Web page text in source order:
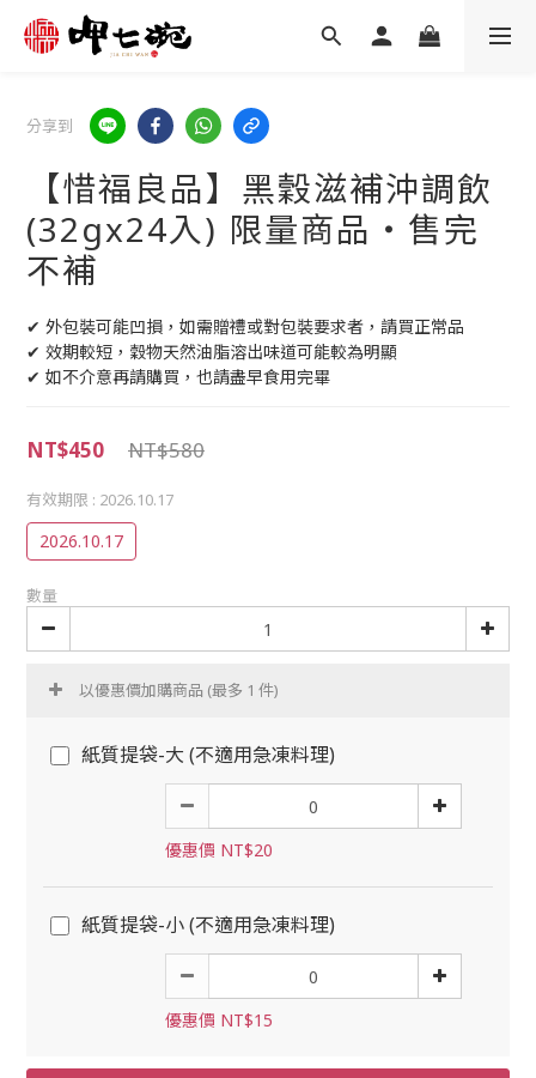
分享到
【惜福良品】黑穀滋補沖調飲
(32gx24入) 限量商品‧售完
不補
✔ 外包裝可能凹損，如需贈禮或對包裝要求者，請買正常品
✔ 效期較短，穀物天然油脂溶出味道可能較為明顯
✔ 如不介意再請購買，也請盡早食用完畢
NT$580
NT$450
有效期限 : 2026.10.17
2026.10.17
數量
以優惠價加購商品 (最多 1 件)
紙質提袋-大 (不適用急凍料理)
優惠價 NT$20
紙質提袋-小 (不適用急凍料理)
優惠價 NT$15